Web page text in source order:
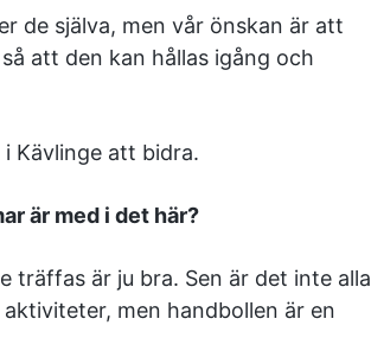
de själva, men vår önskan är att
att den kan hållas igång och
Kävlinge att bidra.
är med i det här?
träffas är ju bra. Sen är det inte alla
men handbollen är en